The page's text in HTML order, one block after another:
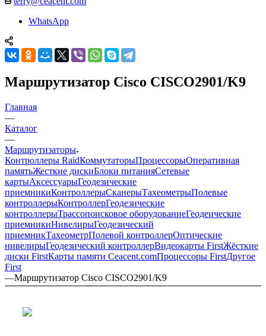
WhatsApp
Маршрутизатор Cisco CISCO2901/K9
Главная
—
Каталог
—
Маршрутизаторы
Контроллеры RaidКоммутаторыПроцессорыОперативная
памятьЖесткие дискиБлоки питанияСетевые
картыАксессуарыГеодезические
приемникиКонтроллерыСканерыТахеометрыПолевые
контроллерыКонтроллерГеодезические
контроллерыТрассопоисковое оборудованиеГеодеические
приемникиНивелирыГеодезический
приемникТахеометрПолевой контроллерОптические
нивелирыГеодезический контроллерВидеокарты FirstЖёсткие
диски FirstКарты памяти Ceacent.comПроцессоры FirstДругое
First
—Маршрутизатор Cisco CISCO2901/K9